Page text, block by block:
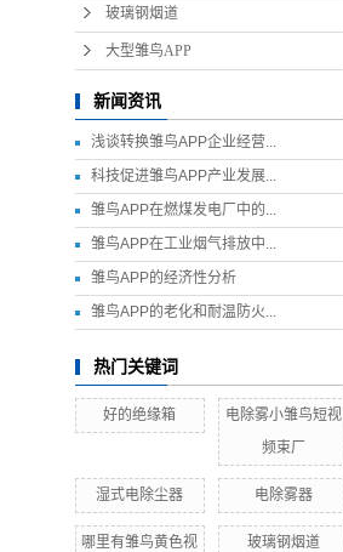
玻璃钢烟道
大型雏鸟APP
新闻资讯
浅谈转换雏鸟APP企业经营...
科技促进雏鸟APP产业发展...
雏鸟APP在燃煤发电厂中的...
雏鸟APP在工业烟气排放中...
雏鸟APP的经济性分析
雏鸟APP的老化和耐温防火...
热门关键词
好的绝缘箱
电除雾小雏鸟短视
频束厂
湿式电除尘器 电除雾器
哪里有雏鸟黄色视
玻璃钢烟道